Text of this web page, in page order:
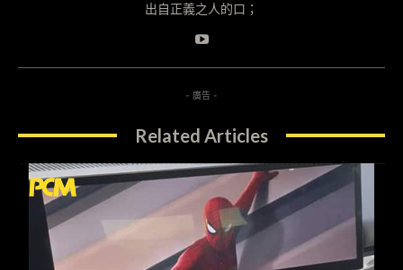
出自正義之人的口；
- 廣告 -
Related Articles